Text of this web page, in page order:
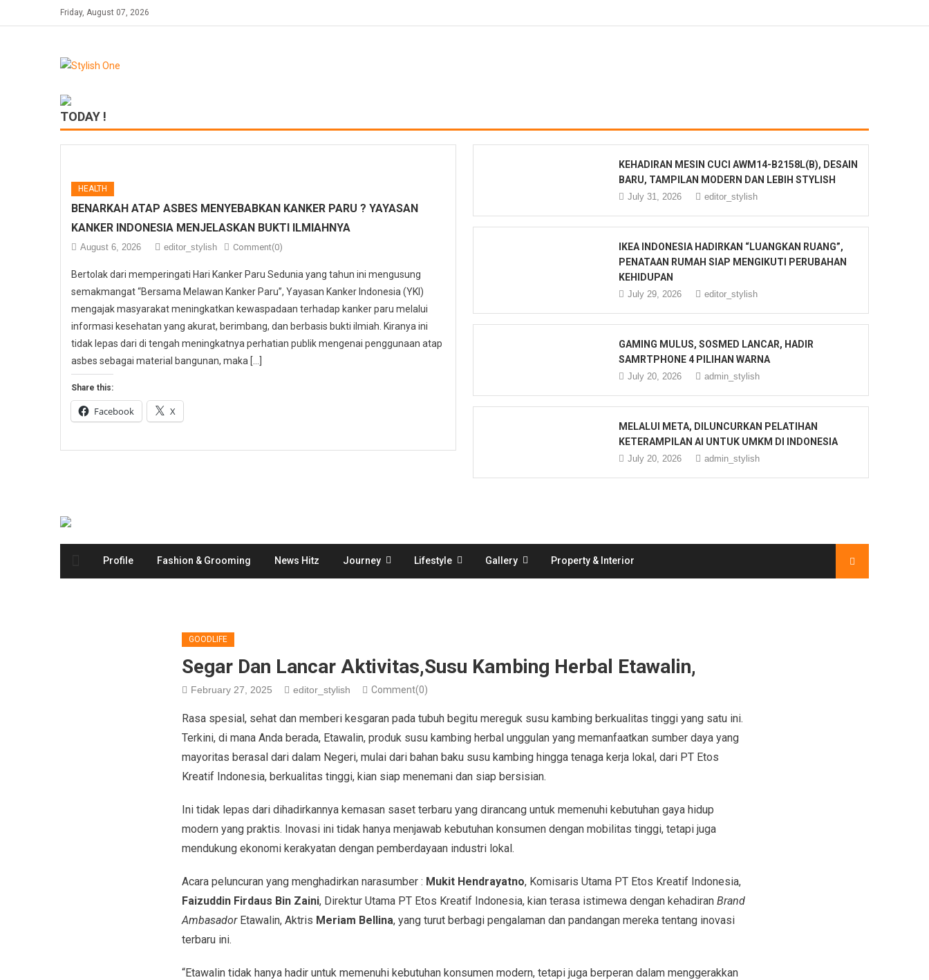
to
Friday, August 07, 2026
TODAY !
HEALTH
BENARKAH ATAP ASBES MENYEBABKAN KANKER PARU ? YAYASAN
KANKER INDONESIA MENJELASKAN BUKTI ILMIAHNYA
August 6, 2026 editor_stylish Comment(0)
Bertolak dari memperingati Hari Kanker Paru Sedunia yang tahun ini mengusung
semakmangat “Bersama Melawan Kanker Paru”, Yayasan Kanker Indonesia (YKI)
mengajak masyarakat meningkatkan kewaspadaan terhadap kanker paru melalui
informasi kesehatan yang akurat, berimbang, dan berbasis bukti ilmiah. Kiranya ini
tidak lepas dari di tengah meningkatnya perhatian publik mengenai penggunaan atap
asbes sebagai material bangunan, maka […]
Share this:
Facebook X
KEHADIRAN MESIN CUCI AWM14-B2158L(B), DESAIN
BARU, TAMPILAN MODERN DAN LEBIH STYLISH
July 31, 2026 editor_stylish
IKEA INDONESIA HADIRKAN “LUANGKAN RUANG”,
PENATAAN RUMAH SIAP MENGIKUTI PERUBAHAN
KEHIDUPAN
July 29, 2026 editor_stylish
GAMING MULUS, SOSMED LANCAR, HADIR
SAMRTPHONE 4 PILIHAN WARNA
July 20, 2026 admin_stylish
MELALUI META, DILUNCURKAN PELATIHAN
KETERAMPILAN AI UNTUK UMKM DI INDONESIA
July 20, 2026 admin_stylish
Profile Fashion & Grooming News Hitz Journey Lifestyle Gallery Property & Interior
GOODLIFE
Segar Dan Lancar Aktivitas,Susu Kambing Herbal Etawalin,
February 27, 2025 editor_stylish Comment(0)
Rasa spesial, sehat dan memberi kesgaran pada tubuh begitu mereguk susu kambing berkualitas tinggi yang satu ini.
Terkini, di mana Anda berada, Etawalin, produk susu kambing herbal unggulan yang memanfaatkan sumber daya yang
mayoritas berasal dari dalam Negeri, mulai dari bahan baku susu kambing hingga tenaga kerja lokal, dari PT Etos
Kreatif Indonesia, berkualitas tinggi, kian siap menemani dan siap bersisian.
Ini tidak lepas dari dihadirkannya kemasan saset terbaru yang dirancang untuk memenuhi kebutuhan gaya hidup
modern yang praktis. Inovasi ini tidak hanya menjawab kebutuhan konsumen dengan mobilitas tinggi, tetapi juga
mendukung ekonomi kerakyatan dengan pemberdayaan industri lokal.
Acara peluncuran yang menghadirkan narasumber : Mukit Hendrayatno, Komisaris Utama PT Etos Kreatif Indonesia,
Faizuddin Firdaus Bin Zaini, Direktur Utama PT Etos Kreatif Indonesia, kian terasa istimewa dengan kehadiranBrand
AmbasadorEtawalin, Aktris Meriam Bellina, yang turut berbagi pengalaman dan pandangan mereka tentang inovasi
terbaru ini.
“Etawalin tidak hanya hadir untuk memenuhi kebutuhan konsumen modern, tetapi juga berperan dalam menggerakkan